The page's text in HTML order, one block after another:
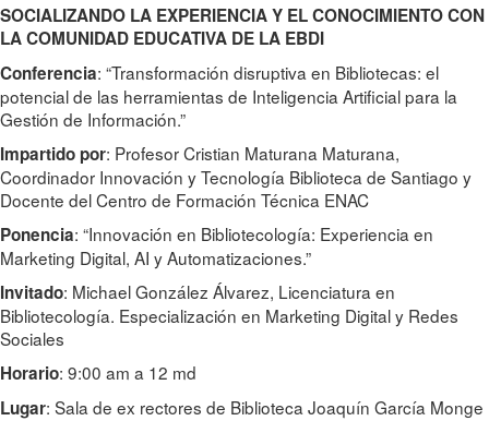
SOCIALIZANDO LA EXPERIENCIA Y EL CONOCIMIENTO CON
LA COMUNIDAD EDUCATIVA DE LA EBDI
Conferencia: “Transformación disruptiva en Bibliotecas: el
potencial de las herramientas de Inteligencia Artificial para la
Gestión de Información.”
Impartido por: Profesor Cristian Maturana Maturana,
Coordinador Innovación y Tecnología Biblioteca de Santiago y
Docente del Centro de Formación Técnica ENAC
Ponencia: “Innovación en Bibliotecología: Experiencia en
Marketing Digital, AI y Automatizaciones.”
Invitado: Michael González Álvarez, Licenciatura en
Bibliotecología. Especialización en Marketing Digital y Redes
Sociales
Horario: 9:00 am a 12 md
Lugar: Sala de ex rectores de Biblioteca Joaquín García Monge